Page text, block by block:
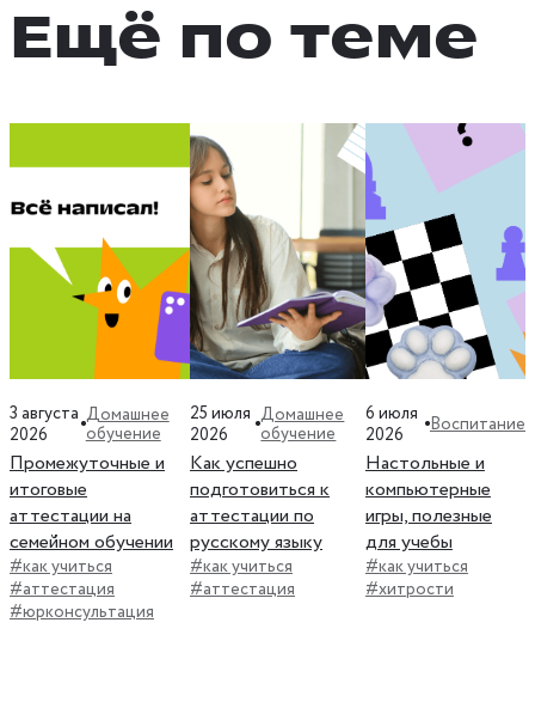
Ещё по теме
3 августа
2026
Домашнее
обучение
Промежуточные и
итоговые
аттестации на
семейном обучении
#как учиться
#аттестация
#юрконсультация
25 июля
2026
Домашнее
обучение
Как успешно
подготовиться к
аттестации по
русскому языку
#как учиться
#аттестация
6 июля
2026
Воспитание
Настольные и
компьютерные
игры, полезные
для учебы
#как учиться
#хитрости